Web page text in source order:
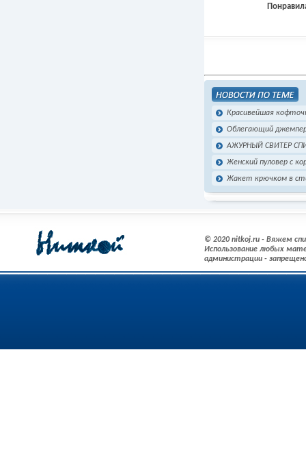
Красивейшая
Облегающий
АЖУРНЫЙ СВИТЕР
Женский пуловер с
Жакет крючком в
© 2020 nitkoj.ru - Вяжем
Использование любых
администрации -